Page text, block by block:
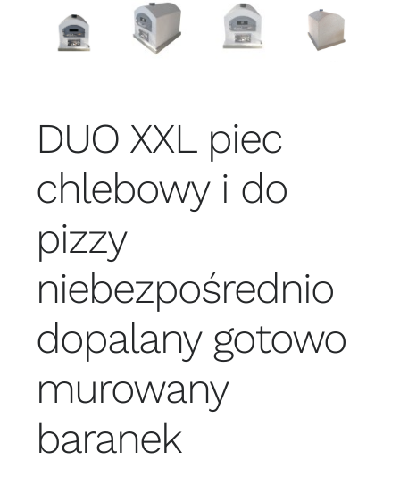
DUO XXL piec
chlebowy i do
pizzy
niebezpośrednio
dopalany gotowo
murowany
baranek